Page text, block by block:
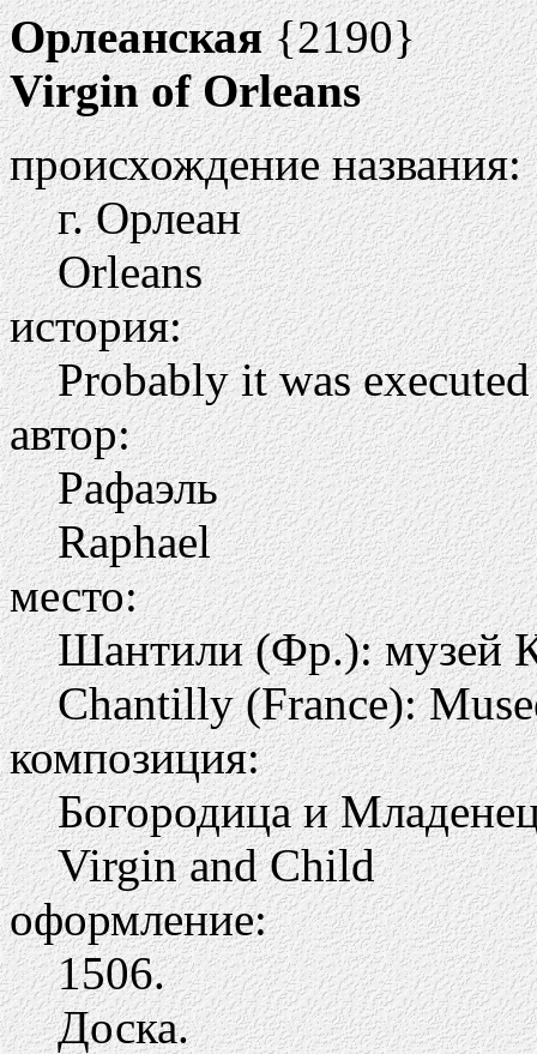
Орлеанская{2190}
Virgin of Orleans
происхождение названия:
г. Орлеан
Orleans
история:
Probably it was
автор:
Рафаэль
Raphael
место:
Шантили (Фр.): музей
Chantilly (France):
композиция:
Богородица и
Virgin and Child
оформление:
1506.
Доска.